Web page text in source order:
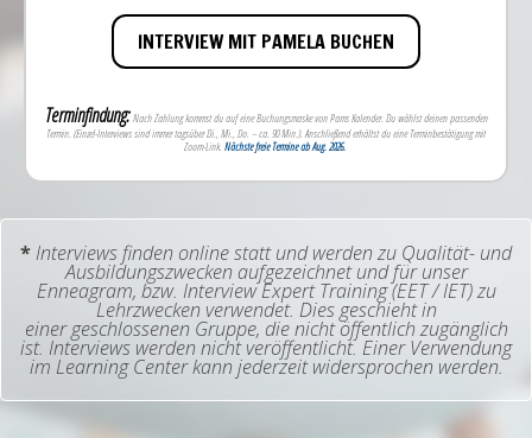
INTERVIEW MIT PAMELA BUCHEN
Terminfindung:Nach Zahlung kommst du auf eine Buchungsmaske von Pams Kalender. Du wählst deinen passenden
Termin. (Einzel-Interviews sind immer tagsüber Di., Mi., Do. – ca. 90 Min.). Anschließend erhältst du eine Terminbestätigung mit
Zoom-Link. Nächste freie Termine ab Aug. 2026.
*Interviews finden online statt und werden zu Qualität- und
Ausbildungszwecken aufgezeichnet und für unser
Enneagram, bzw. Interview Expert Training (EET / IET) zu
Lehrzwecken verwendet. Dies geschieht in
einer geschlossenen Gruppe, die nicht öffentlich zugänglich
ist. Interviews werden nicht veröffentlicht.Einer Verwendung
im Learning Center kann jederzeit widersprochen werden.